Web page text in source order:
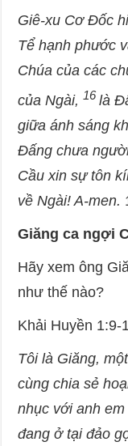
Giê-xu Cơ Đốc
Tể hạnh phước
Chúa của các
của Ngài,16là
giữa ánh sáng
Đấng chưa
Cầu xin sự tôn
về Ngài! A-men.
Giăng ca ngợi
Hãy xem ông
như thế nào?
Khải Huyền 1:9-
Tôi là Giăng,
cùng chia sẻ
nhục với anh
đang ở tại đảo